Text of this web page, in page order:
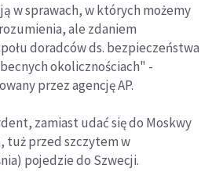
w sprawach, w których możemy
ale zdaniem
doradców ds. bezpieczeństwa
okolicznościach" -
przez agencję AP.
zamiast udać się do Moskwy
tuż przed szczytem w
pojedzie do Szwecji.